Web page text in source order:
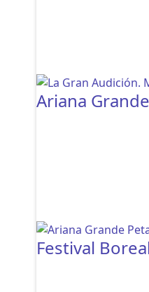
Ariana
Festival